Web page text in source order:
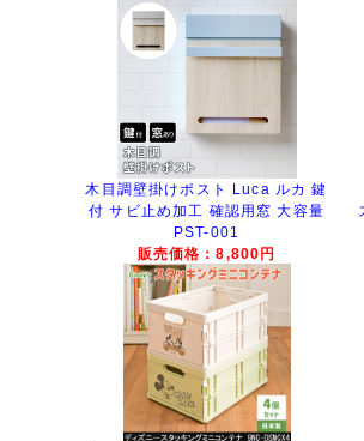
木目調壁掛けポスト Luca ルカ 鍵
付 サビ止め加工 確認用窓 大容量
PST-001
販売価格：8,800円